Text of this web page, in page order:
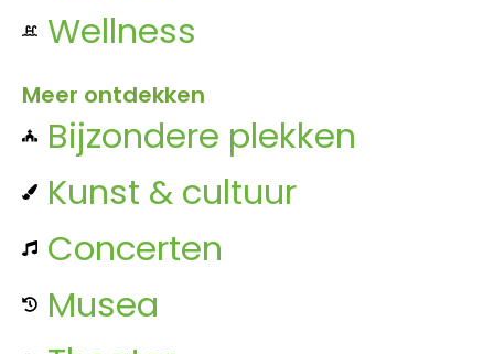
Wellness
Meer ontdekken
Bijzondere plekken
Kunst & cultuur
Concerten
Musea